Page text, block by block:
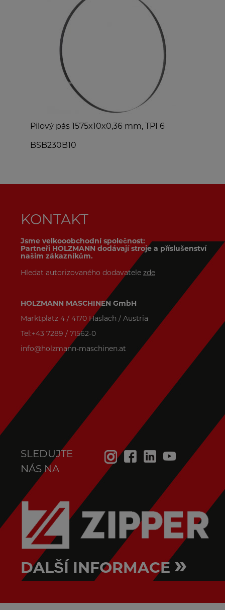
Pilový pás 1575x10x0,36 mm, TPI 6
BSB230B10
KONTAKT
Jsme velkooobchodní společnost:
Partneři HOLZMANN dodávají stroje a příslušenství
našim zákazníkům.
Hledat autorizovaného dodavatele zde
HOLZMANN MASCHINEN GmbH
Marktplatz 4 / 4170 Haslach / Austria
Tel:+43 7289 / 71562-0
info@holzmann-maschinen.at
SLEDUJTE
NÁS NA
DALŠÍ INFORMACE »